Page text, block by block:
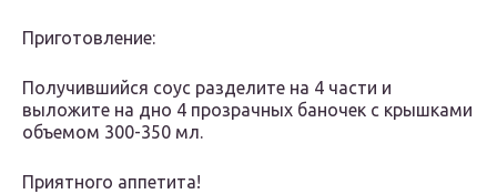
Приготовление:
Получившийся соус разделите на 4 части и
выложите на дно 4 прозрачных баночек с крышками
объемом 300-350 мл.
Приятного аппетита!